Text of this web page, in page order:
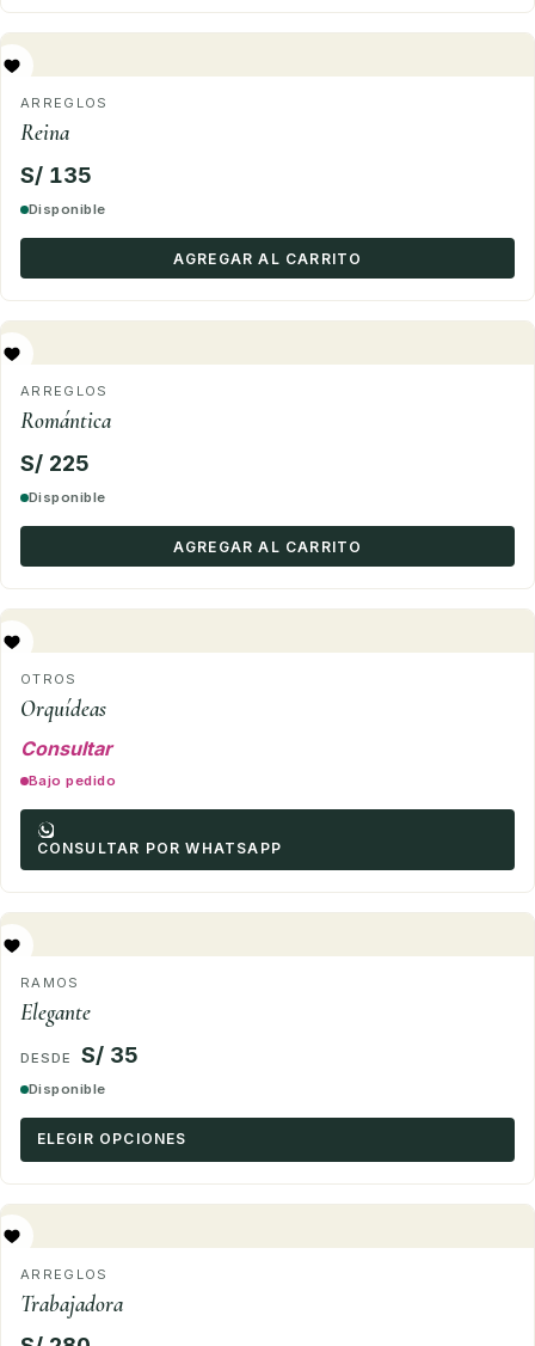
ARREGLOS
Reina
S/ 135
Disponible
AGREGAR AL CARRITO
ARREGLOS
Romántica
S/ 225
Disponible
AGREGAR AL CARRITO
OTROS
Orquídeas
Consultar
Bajo pedido
CONSULTAR POR WHATSAPP
RAMOS
Elegante
S/ 35
Disponible
ELEGIR OPCIONES
ARREGLOS
Trabajadora